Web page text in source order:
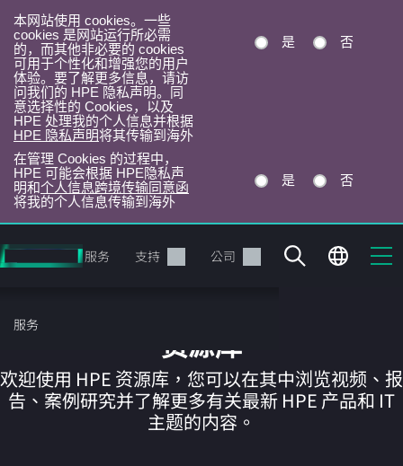
本网站使用 cookies。一些
cookies 是网站运行所必需
的，而其他非必要的 cookies
可用于个性化和增强您的用户
体验。要了解更多信息，请访
问我们的 HPE 隐私声明。同
意选择性的 Cookies，以及
HPE 处理我的个人信息并根据
HPE 隐私声明将其传输到海外
是 否
在管理 Cookies 的过程中，
HPE 可能会根据 HPE隐私声
明和个人信息跨境传输同意函
将我的个人信息传输到海外
是 否
转
到
目
录
服务 支持 公司
服务 资源库
欢迎使用 HPE 资源库，您可以在其中浏览视频、报
告、案例研究并了解更多有关最新 HPE 产品和 IT
主题的内容。